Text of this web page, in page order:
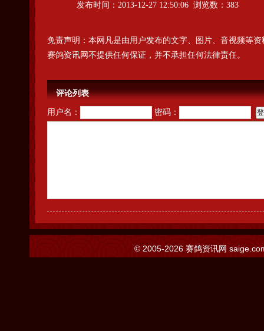
发布时间：2013-12-27 12:50:06 浏览数：383
免责声明：本网凡是由用户发布的文字、图片、音视频等
赛鸽资讯网不提供任何保证，并不承担任何法律责任。
评论列表
用户名： 密码：
© 2005-2026 赛鸽资讯网